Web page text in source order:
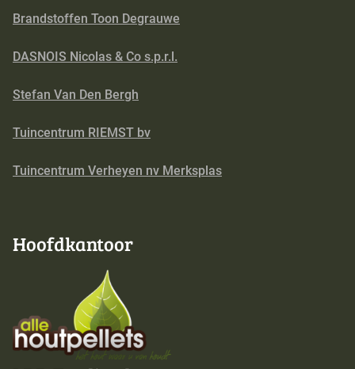
Brandstoffen Toon Degrauwe
DASNOIS Nicolas & Co s.p.r.l.
Stefan Van Den Bergh
Tuincentrum RIEMST bv
Tuincentrum Verheyen nv Merksplas
Hoofdkantoor